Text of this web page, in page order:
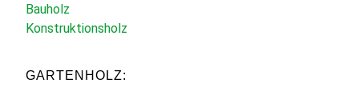
Bauholz
Konstruktionsholz
GARTENHOLZ: